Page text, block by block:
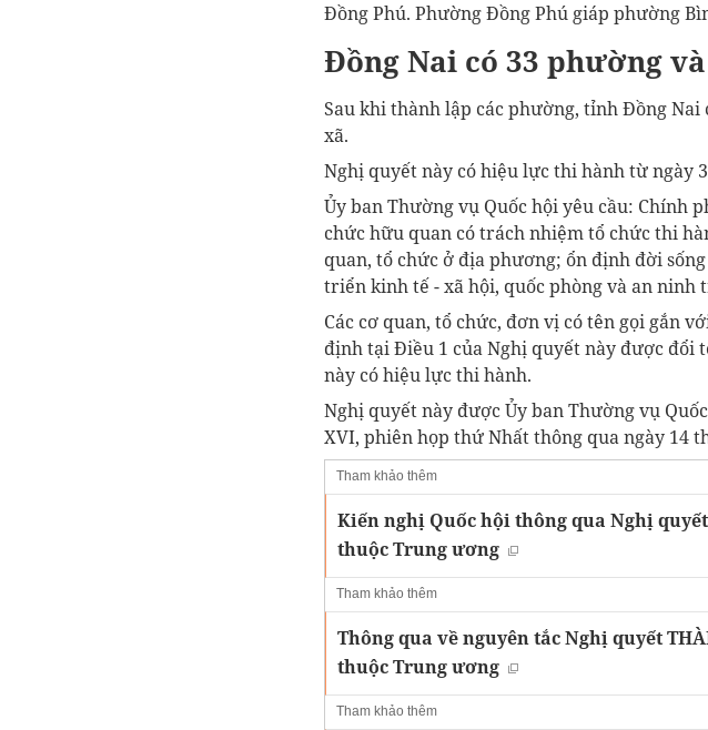
Đồng Phú. Phường Đồng Phú giáp phường
Đồng Nai có 33 phường
Sau khi thành lập các phường, tỉnh Đồng
xã.
Nghị quyết này có hiệu lực thi hành từ ngày
Ủy ban Thường vụ Quốc hội yêu cầu: Chính
chức hữu quan có trách nhiệm tổ chức thi
quan, tổ chức ở địa phương; ổn định đời
triển kinh tế - xã hội, quốc phòng và an ninh
Các cơ quan, tổ chức, đơn vị có tên gọi gắn
định tại Điều 1 của Nghị quyết này được đổi
này có hiệu lực thi hành.
Nghị quyết này được Ủy ban Thường vụ
XVI, phiên họp thứ Nhất thông qua ngày 14
Tham khảo thêm
Kiến nghị Quốc hội thông qua Nghị
thuộc Trung ương
Tham khảo thêm
Thông qua về nguyên tắc Nghị quyết
thuộc Trung ương
Tham khảo thêm